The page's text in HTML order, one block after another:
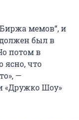
мемов“, и
был в
потом в
ясно, что
—
«Дружко Шоу»